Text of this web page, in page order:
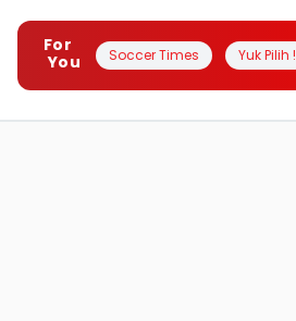
For
You
Soccer Times Yuk Pilih !